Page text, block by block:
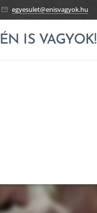
egyesulet@enisvagyok.hu
ÉN IS VAGYOK!